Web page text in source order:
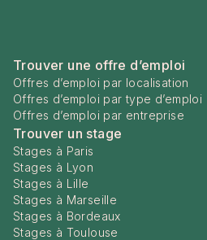
Trouver une offre d’emploi
Offres d’emploi par localisation
Offres d’emploi par type d’emploi
Offres d’emploi par entreprise
Trouver un stage
Stages à Paris
Stages à Lyon
Stages à Lille
Stages à Marseille
Stages à Bordeaux
Stages à Toulouse